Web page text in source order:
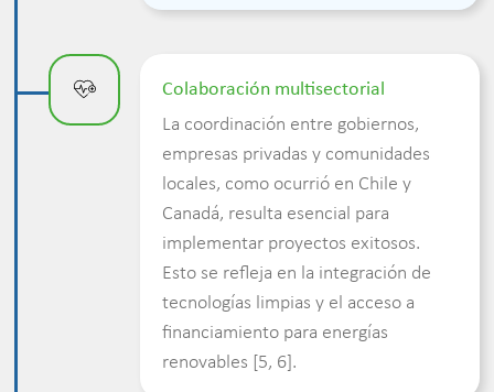
Colaboración multisectorial
La coordinación entre gobiernos,
empresas privadas y comunidades
locales, como ocurrió en Chile y
Canadá, resulta esencial para
implementar proyectos exitosos.
Esto se refleja en la integración de
tecnologías limpias y el acceso a
financiamiento para energías
renovables [5, 6].